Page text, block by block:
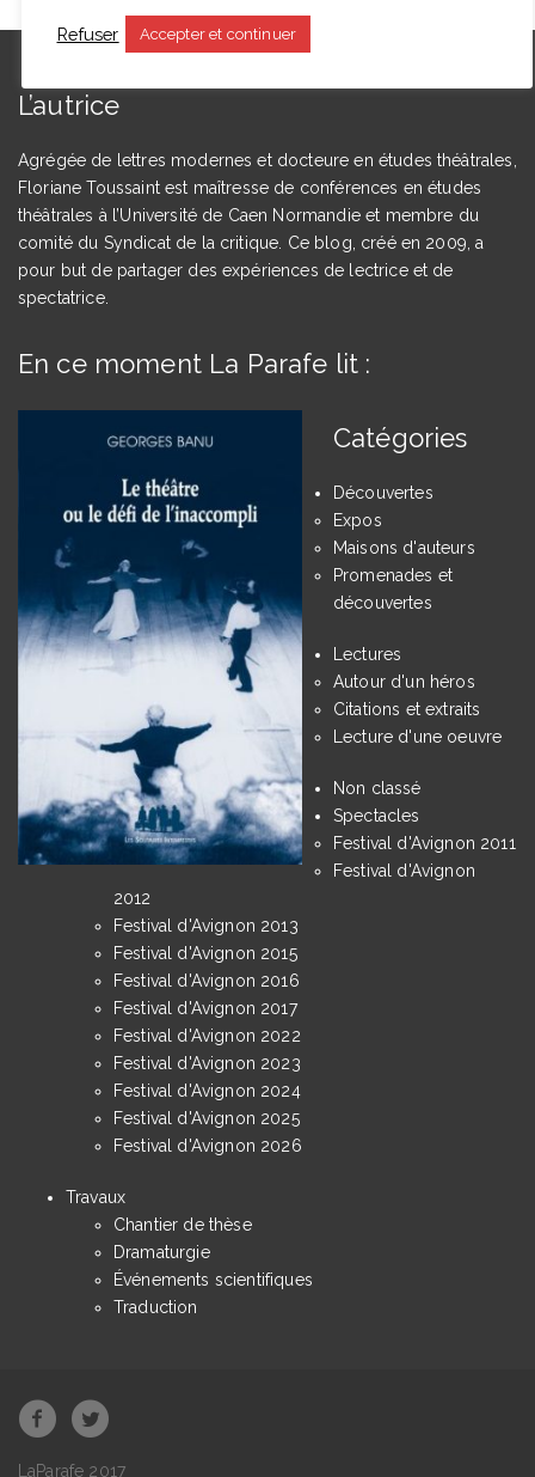
L’autrice
Agrégée de lettres modernes et docteure en études théâtrales,
Floriane Toussaint est maîtresse de conférences en études
théâtrales à l’Université de Caen Normandie et membre du
comité du Syndicat de la critique. Ce blog, créé en 2009, a
pour but de partager des expériences de lectrice et de
spectatrice.
En ce moment La Parafe lit :
Catégories
Découvertes
Expos
Maisons d'auteurs
Promenades et
découvertes
Lectures
Autour d'un héros
Citations et extraits
Lecture d'une oeuvre
Non classé
Spectacles
Festival d'Avignon 2011
Festival d'Avignon
2012
Festival d'Avignon 2013
Festival d'Avignon 2015
Festival d'Avignon 2016
Festival d'Avignon 2017
Festival d'Avignon 2022
Festival d'Avignon 2023
Festival d'Avignon 2024
Festival d'Avignon 2025
Festival d'Avignon 2026
Travaux
Chantier de thèse
Dramaturgie
Événements scientifiques
Traduction
LaParafe 2017
Refuser Accepter et continuer